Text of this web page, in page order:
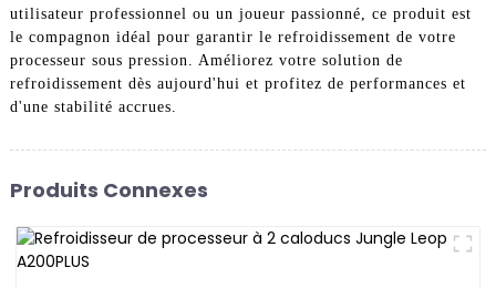
utilisateur professionnel ou un joueur passionné, ce produit est
le compagnon idéal pour garantir le refroidissement de votre
processeur sous pression. Améliorez votre solution de
refroidissement dès aujourd'hui et profitez de performances et
d'une stabilité accrues.
Produits Connexes